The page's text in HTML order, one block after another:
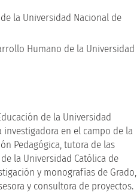
la Universidad Nacional de
Humano de la Universidad
de la Universidad
investigadora en el campo de la
Pedagógica, tutora de las
la Universidad Católica de
y monografías de Grado,
y consultora de proyectos.